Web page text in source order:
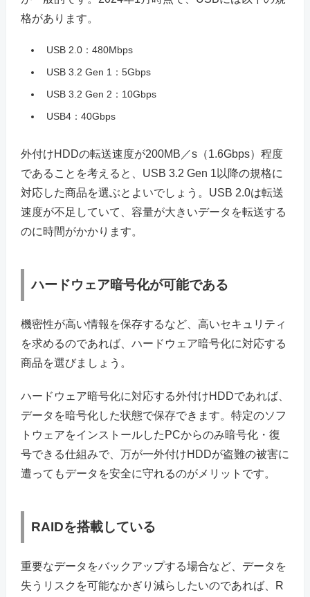
格があります。
USB 2.0：480Mbps
USB 3.2 Gen 1：5Gbps
USB 3.2 Gen 2：10Gbps
USB4：40Gbps
外付けHDDの転送速度が200MB／s（1.6Gbps）程度
であることを考えると、USB 3.2 Gen 1以降の規格に
対応した商品を選ぶとよいでしょう。USB 2.0は転送
速度が不足していて、容量が大きいデータを転送する
のに時間がかかります。
ハードウェア暗号化が可能である
機密性が高い情報を保存するなど、高いセキュリティ
を求めるのであれば、ハードウェア暗号化に対応する
商品を選びましょう。
ハードウェア暗号化に対応する外付けHDDであれば、
データを暗号化した状態で保存できます。特定のソフ
トウェアをインストールしたPCからのみ暗号化・復
号できる仕組みで、万が一外付けHDDが盗難の被害に
遭ってもデータを安全に守れるのがメリットです。
RAIDを搭載している
重要なデータをバックアップする場合など、データを
失うリスクを可能なかぎり減らしたいのであれば、R